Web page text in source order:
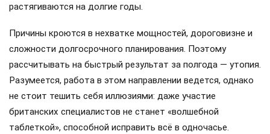
растягиваются на долгие годы.
Причины кроются в нехватке мощностей, дороговизне и
сложности долгосрочного планирования. Поэтому
рассчитывать на быстрый результат за полгода — утопия.
Разумеется, работа в этом направлении ведется, однако
не стоит тешить себя иллюзиями: даже участие
британских специалистов не станет «волшебной
таблеткой», способной исправить всё в одночасье.